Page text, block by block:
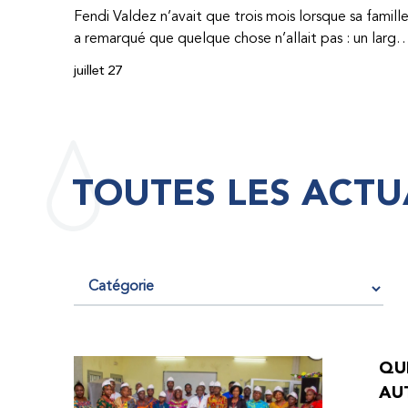
Fendi Valdez n’avait que trois mois lorsque sa famille
a remarqué que quelque chose n’allait pas : un large
hématome était apparu sur son corps. À l’époque,
étaient chers et difficiles à se procurer. Afin que son
saignements, manquait l’école, était hospitalisé, et a
fini par développer des problèmes très graves aux
par le Programme d’aide humanitaire de la
Fédération mondiale de l’hémophilie qu’il a
juillet 27
TOUTES LES